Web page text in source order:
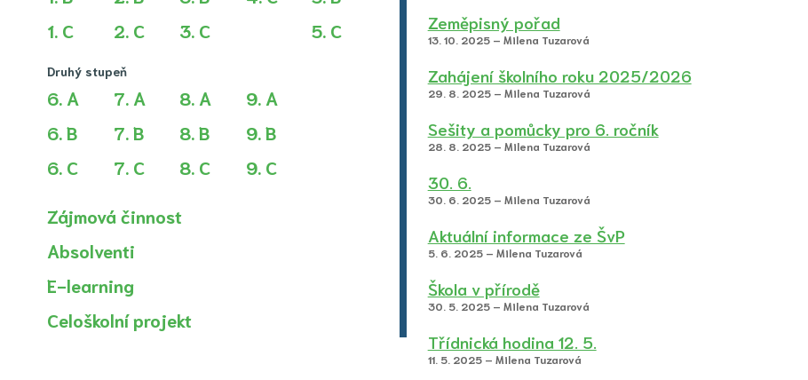
1. C
2. C
3. C
5. C
Druhý stupeň
6. A
6. B
6. C
7. A
7. B
7. C
8. A
8. B
8. C
9. A
9. B
9. C
Zájmová činnost
Absolventi
E-learning
Celoškolní projekt
Zeměpisný pořad
13. 10. 2025 – Milena Tuzarová
Zahájení školního roku 2025/2026
29. 8. 2025 – Milena Tuzarová
Sešity a pomůcky pro 6. ročník
28. 8. 2025 – Milena Tuzarová
30. 6.
30. 6. 2025 – Milena Tuzarová
Aktuální informace ze ŠvP
5. 6. 2025 – Milena Tuzarová
Škola v přírodě
30. 5. 2025 – Milena Tuzarová
Třídnická hodina 12. 5.
11. 5. 2025 – Milena Tuzarová